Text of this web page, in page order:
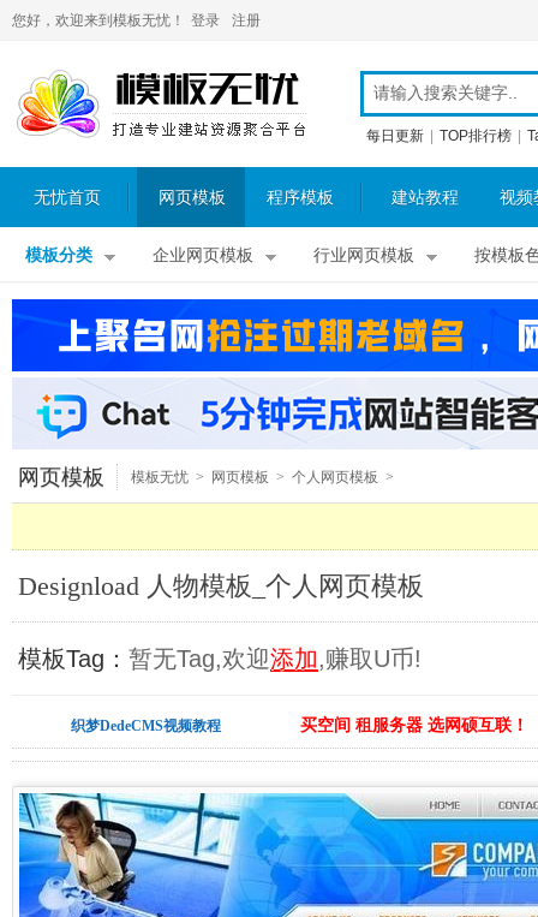
您好，欢迎来到模板无忧！ 登录 注册
每日更新 TOP排行榜
无忧首页 网页模板 程序模板 建站教程 视频
模板分类 企业网页模板 行业网页模板 按模板
网页模板 模板无忧 > 网页模板 > 个人网页模板 >
Designload 人物模板_个人网页模板
模板Tag： 暂无Tag,欢迎添加,赚取U币!
织梦DedeCMS视频教程 买空间 租服务器 选网硕互联！